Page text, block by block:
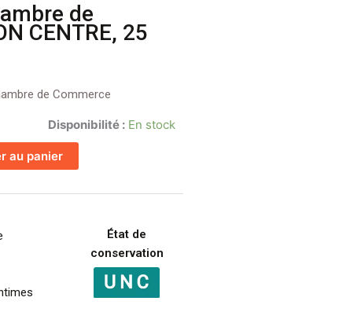
de
CENTRE, 25
de Commerce
Disponibilité : En stock
au panier
État de
conservation